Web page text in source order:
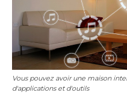
Vous pouvez avoir une maison
d'applications et d'outils